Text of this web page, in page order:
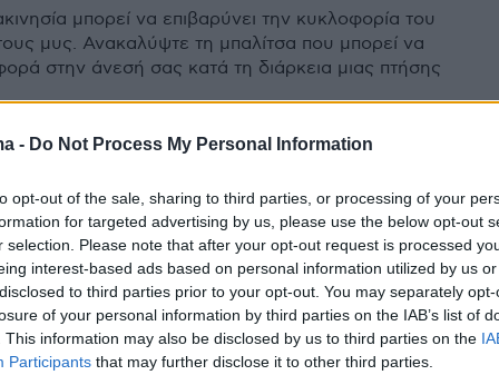
- Do Not Process My Personal Information
opt-out of the sale, sharing to third parties, or processing of your
for targeted advertising by us, please use the below opt-out
selection. Please note that after your opt-out request is processed
interest-based ads based on personal information utilized by us
to third parties prior to your opt-out. You may separately
of your personal information by third parties on the IAB’s list of
This information may also be disclosed by us to third parties on the
Participants that may further disclose it to other third parties.
μπορεί να επιβαρύνει την κυκλοφορία του
μυς. Ανακαλύψτε τη μπαλίτσα που μπορεί να
στην άνεσή σας κατά τη διάρκεια μιας πτήσης
στο μπαλάκι του τένις στο
Open - Πέρασε ξυστά από
κοριτσιού
είχε χτυπήσει το κορίτσι, τότε ο Ρώσος τενίστας θα
από το τουρνουά
9